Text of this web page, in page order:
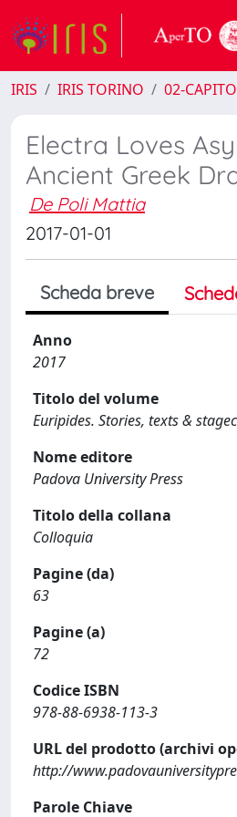
IRIS IRIS TORINO 02-
Electra Loves
Ancient Greek
De Poli Mattia
2017-01-01
Scheda breve
Anno
2017
Titolo del volume
Euripides. Stories, texts &
Nome editore
Padova University Press
Titolo della collana
Colloquia
Pagine (da)
63
Pagine (a)
72
Codice ISBN
978-88-6938-113-3
URL del prodotto (archivi
http://
Parole Chiave